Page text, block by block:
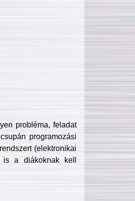
probléma, feladat
programozási
(elektronikai
is a diákoknak kell